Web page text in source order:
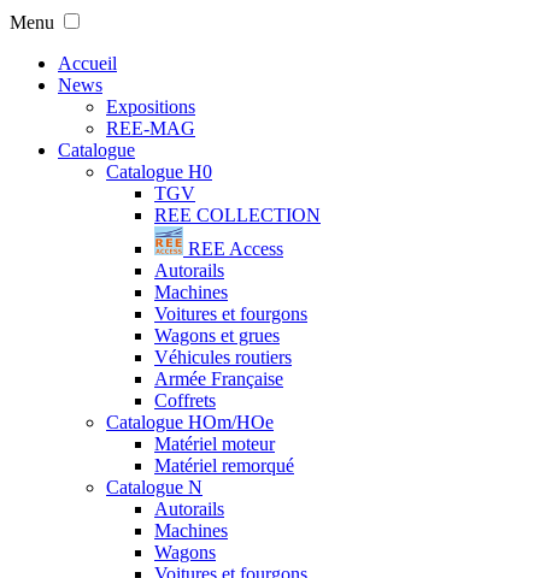
Menu
Accueil
News
Expositions
REE-MAG
Catalogue
Catalogue H0
TGV
REE COLLECTION
REE Access
Autorails
Machines
Voitures et fourgons
Wagons et grues
Véhicules routiers
Armée Française
Coffrets
Catalogue HOm/HOe
Matériel moteur
Matériel remorqué
Catalogue N
Autorails
Machines
Wagons
Voitures et fourgons